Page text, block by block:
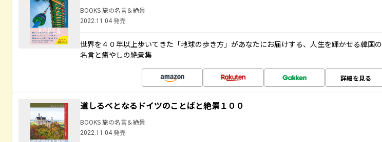
BOOKS 旅の名言＆絶景
2022.11.04 発売
世界を４０年以上歩いてきた「地球の歩き方」があなたにお届けする、人生を輝かせる韓国の
名言と癒やしの絶景集
詳細を見る
道しるべとなるドイツのことばと絶景１００
BOOKS 旅の名言＆絶景
2022.11.04 発売